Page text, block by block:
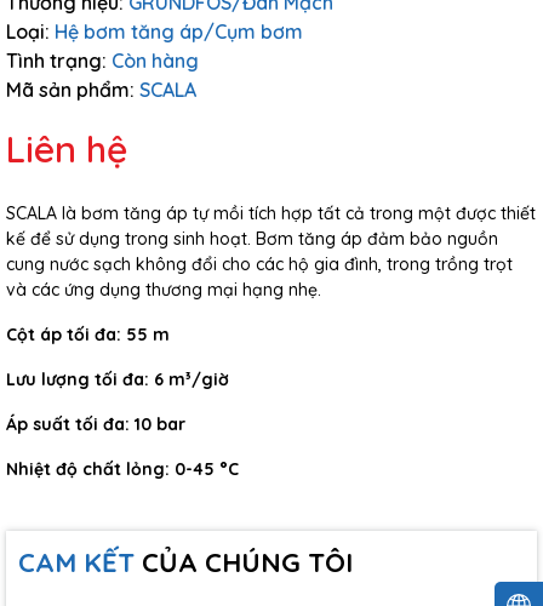
Loại: Hệ bơm tăng áp/Cụm bơm
Tình trạng: Còn hàng
Mã sản phẩm: SCALA
Liên hệ
SCALA là bơm tăng áp tự mồi tích hợp tất cả trong một được thiết
kế để sử dụng trong sinh hoạt. Bơm tăng áp đảm bảo nguồn
cung nước sạch không đổi cho các hộ gia đình, trong trồng trọt
và các ứng dụng thương mại hạng nhẹ.
Cột áp tối đa: 55 m
Lưu lượng tối đa: 6 m³/giờ
Áp suất tối đa: 10 bar
Nhiệt độ chất lỏng: 0-45 °C
CAM KẾT CỦA CHÚNG TÔI